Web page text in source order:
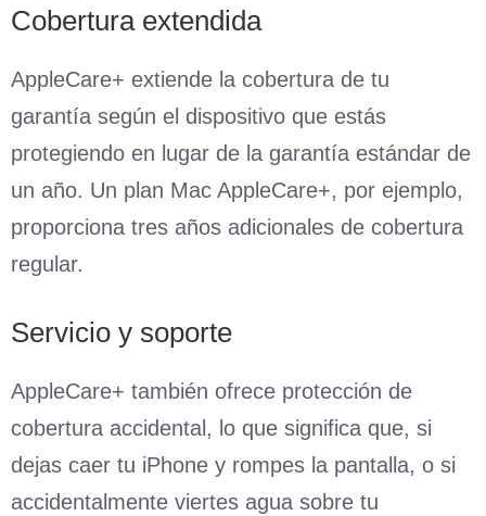
Cobertura extendida
AppleCare+ extiende la cobertura de tu
garantía según el dispositivo que estás
protegiendo en lugar de la garantía estándar de
un año. Un plan Mac AppleCare+, por ejemplo,
proporciona tres años adicionales de cobertura
regular.
Servicio y soporte
AppleCare+ también ofrece protección de
cobertura accidental, lo que significa que, si
dejas caer tu iPhone y rompes la pantalla, o si
accidentalmente viertes agua sobre tu